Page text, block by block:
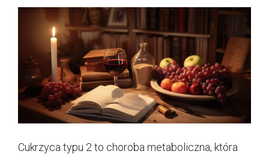
Cukrzyca typu 2 to choroba metaboliczna, która